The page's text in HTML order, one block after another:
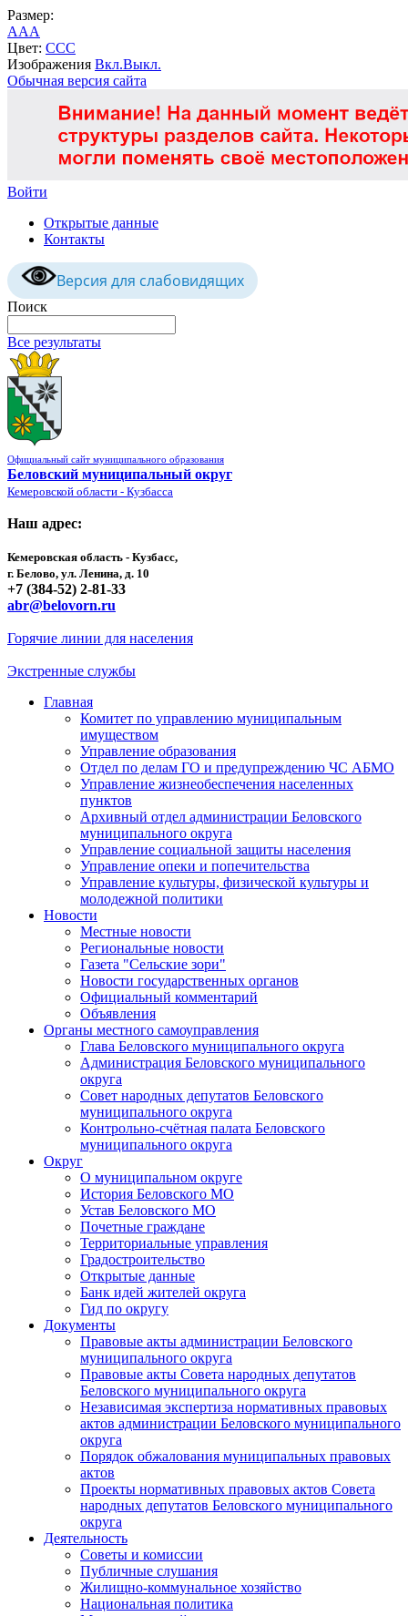
Размер:
AAA
Цвет: CCC
Изображения Вкл.Выкл.
Обычная версия сайта
Войти
Открытые данные
Контакты
Версия для слабовидящих
Поиск
Все результаты
Официальный сайт муниципального образования
Беловский муниципальный округ
Кемеровской области - Кузбасса
Наш адрес:
Кемеровская область - Кузбасс,
г. Белово, ул. Ленина, д. 10
+7 (384-52) 2-81-33
abr@belovorn.ru
Горячие линии для населения
Экстренные службы
Главная
Комитет по управлению муниципальным
имуществом
Управление образования
Отдел по делам ГО и предупреждению ЧС АБМО
Управление жизнеобеспечения населенных
пунктов
Архивный отдел администрации Беловского
муниципального округа
Управление социальной защиты населения
Управление опеки и попечительства
Управление культуры, физической культуры и
молодежной политики
Новости
Местные новости
Региональные новости
Газета "Сельские зори"
Новости государственных органов
Официальный комментарий
Объявления
Органы местного самоуправления
Глава Беловского муниципального округа
Администрация Беловского муниципального
округа
Совет народных депутатов Беловского
муниципального округа
Контрольно-счётная палата Беловского
муниципального округа
Округ
О муниципальном округе
История Беловского МО
Устав Беловского МО
Почетные граждане
Территориальные управления
Градостроительство
Открытые данные
Банк идей жителей округа
Гид по округу
Документы
Правовые акты администрации Беловского
муниципального округа
Правовые акты Совета народных депутатов
Беловского муниципального округа
Независимая экспертиза нормативных правовых
актов администрации Беловского муниципального
округа
Порядок обжалования муниципальных правовых
актов
Проекты нормативных правовых актов Совета
народных депутатов Беловского муниципального
округа
Деятельность
Советы и комиссии
Публичные слушания
Жилищно-коммунальное хозяйство
Национальная политика